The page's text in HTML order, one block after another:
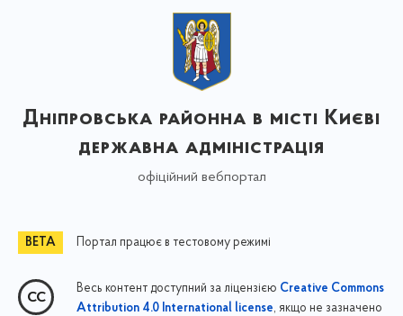
Дніпровська районна в місті Києві
державна адміністрація
офіційний вебпортал
Портал працює в тестовому режимі
Весь контент доступний за ліцензією Creative Commons
Attribution 4.0 International license, якщо не зазначено